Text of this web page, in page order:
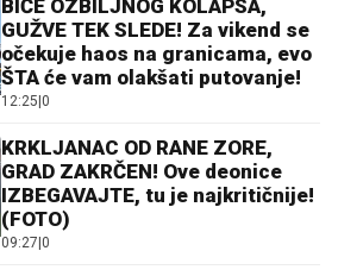
BIĆE OZBILJNOG KOLAPSA,
GUŽVE TEK SLEDE! Za vikend se
očekuje haos na granicama, evo
ŠTA će vam olakšati putovanje!
12:25 0
KRKLJANAC OD RANE ZORE,
GRAD ZAKRČEN! Ove deonice
IZBEGAVAJTE, tu je najkritičnije!
(FOTO)
09:27 0